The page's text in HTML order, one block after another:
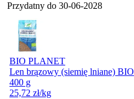
Przydatny do 30-06-2028
BIO PLANET
Len brązowy (siemię lniane) BIO
400 g
25,72 zł/kg